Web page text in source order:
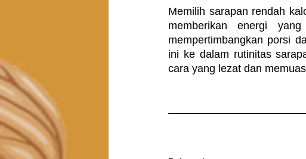
Memilih sarapan rendah
memberikan energi
mempertimbangkan porsi
ini ke dalam rutinitas
cara yang lezat dan